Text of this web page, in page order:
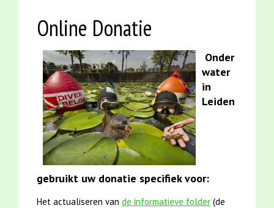
Online Donatie
Onder
water
in
Leiden
gebruikt uw donatie specifiek voor:
Het actualiseren van de informatieve folder (de